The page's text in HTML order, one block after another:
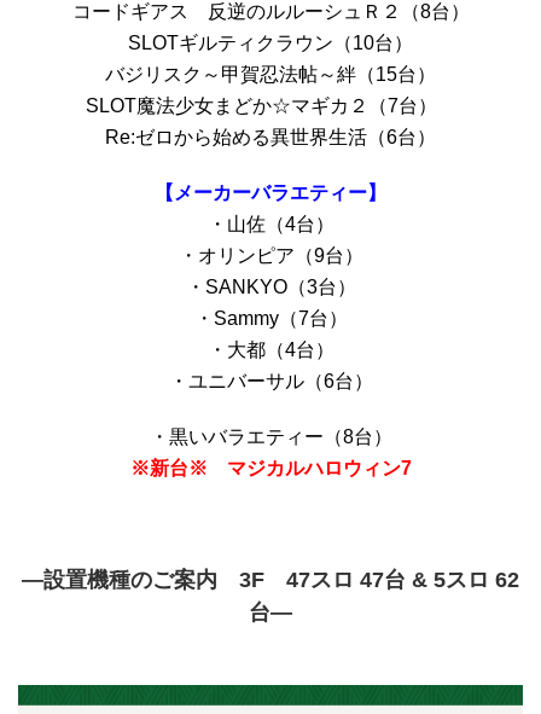
コードギアス 反逆のルルーシュＲ２（8台）
SLOTギルティクラウン（10台）
バジリスク～甲賀忍法帖～絆（15台）
SLOT魔法少女まどか☆マギカ２（7台）
Re:ゼロから始める異世界生活（6台）
【メーカーバラエティー】
・山佐（4台）
・オリンピア（9台）
・SANKYO（3台）
・Sammy（7台）
・大都（4台）
・ユニバーサル（6台）
・黒いバラエティー（8台）
※新台※ マジカルハロウィン7
―設置機種のご案内 3F 47スロ 47台 & 5スロ 62
台―